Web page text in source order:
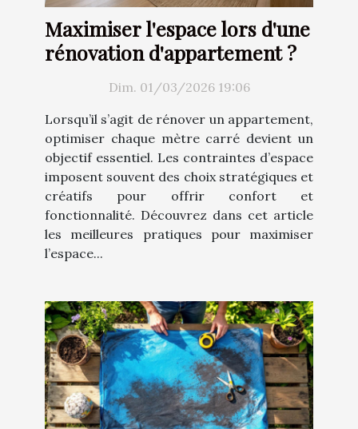
Maximiser l'espace lors d'une
rénovation d'appartement ?
Dim. 01/03/2026 19:06
Lorsqu’il s’agit de rénover un appartement,
optimiser chaque mètre carré devient un
objectif essentiel. Les contraintes d’espace
imposent souvent des choix stratégiques et
créatifs pour offrir confort et
fonctionnalité. Découvrez dans cet article
les meilleures pratiques pour maximiser
l’espace...